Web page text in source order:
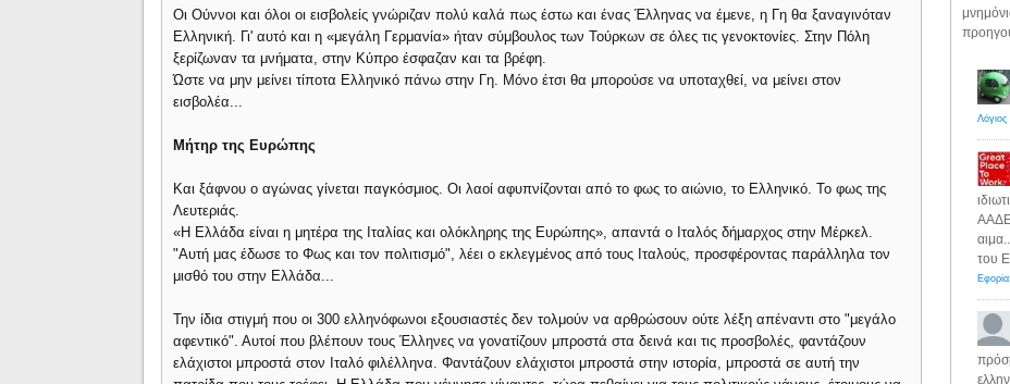
Οι Ούννοι και όλοι οι εισβολείς γνώριζαν πολύ καλά πως έστω και ένας Έλληνας να έμενε, η Γη θα ξαναγινόταν
Ελληνική. Γι' αυτό και η «μεγάλη Γερμανία» ήταν σύμβουλος των Τούρκων σε όλες τις γενοκτονίες. Στην Πόλη
ξερίζωναν τα μνήματα, στην Κύπρο έσφαζαν και τα βρέφη.
Ώστε να μην μείνει τίποτα Ελληνικό πάνω στην Γη. Μόνο έτσι θα μπορούσε να υποταχθεί, να μείνει στον
εισβολέα...
Μήτηρ της Ευρώπης
Και ξάφνου ο αγώνας γίνεται παγκόσμιος. Οι λαοί αφυπνίζονται από το φως το αιώνιο, το Ελληνικό. Το φως της
Λευτεριάς.
«Η Ελλάδα είναι η μητέρα της Ιταλίας και ολόκληρης της Ευρώπης», απαντά ο Ιταλός δήμαρχος στην Μέρκελ.
"Αυτή μας έδωσε το Φως και τον πολιτισμό", λέει ο εκλεγμένος από τους Ιταλούς, προσφέροντας παράλληλα τον
μισθό του στην Ελλάδα...
Την ίδια στιγμή που οι 300 ελληνόφωνοι εξουσιαστές δεν τολμούν να αρθρώσουν ούτε λέξη απέναντι στο "μεγάλο
αφεντικό". Αυτοί που βλέπουν τους Έλληνες να γονατίζουν μπροστά στα δεινά και τις προσβολές, φαντάζουν
ελάχιστοι μπροστά στον Ιταλό φιλέλληνα. Φαντάζουν ελάχιστοι μπροστά στην ιστορία, μπροστά σε αυτή την
ΑΑΔΕ
του